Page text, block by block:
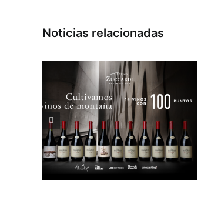
«Dia de la Niñez»
en «Mondongo &
Coliflor»